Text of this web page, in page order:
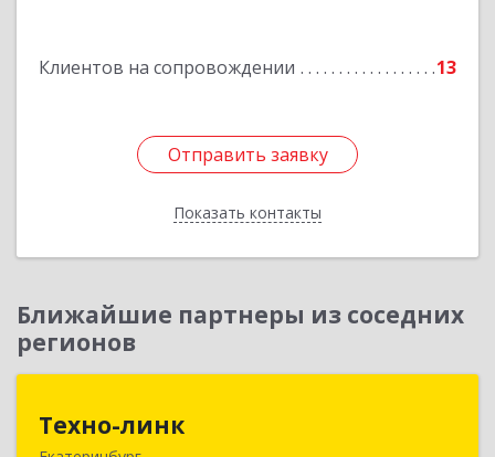
Клиентов на сопровождении 13
Отправить заявку
Показать контакты
Отправить заявку
Назад
Ближайшие партнеры из соседних
регионов
Техно-линк